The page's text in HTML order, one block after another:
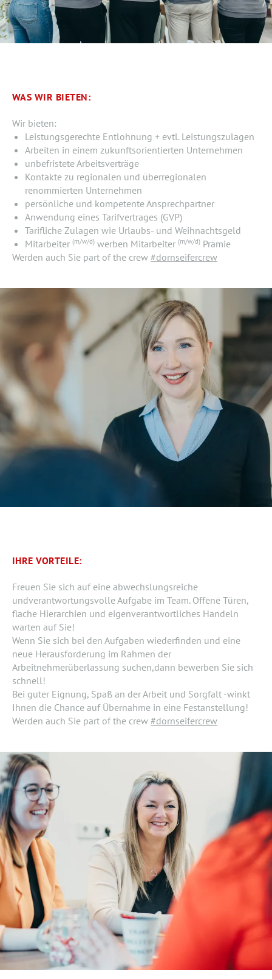
WAS WIR BIETEN:
Wir bieten:
Leistungsgerechte Entlohnung + evtl. Leistungszulagen
Arbeiten in einem zukunftsorientierten Unternehmen
unbefristete Arbeitsverträge
Kontakte zu regionalen und überregionalen
renommierten Unternehmen
persönliche und kompetente Ansprechpartner
Anwendung eines Tarifvertrages (GVP)
Tarifliche Zulagen wie Urlaubs- und Weihnachtsgeld
Mitarbeiter (m/w/d)werben Mitarbeiter (m/w/d)Prämie
Werden auch Sie part of the crew #dornseifercrew
IHRE VORTEILE:
Freuen Sie sich auf eine abwechslungsreiche
undverantwortungsvolle Aufgabe im Team. Offene Türen,
flache Hierarchien und eigenverantwortliches Handeln
warten auf Sie!
Wenn Sie sich bei den Aufgaben wiederfinden und eine
neue Herausforderung im Rahmen der
Arbeitnehmerüberlassung suchen,dann bewerben Sie sich
schnell!
Bei guter Eignung, Spaß an der Arbeit und Sorgfalt -winkt
Ihnen die Chance auf Übernahme in eine Festanstellung!
Werden auch Sie part of the crew #dornseifercrew